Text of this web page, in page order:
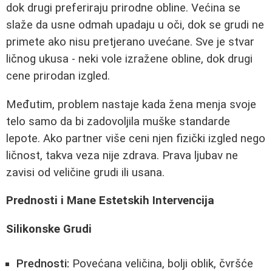
dok drugi preferiraju prirodne obline. Većina se
slaže da usne odmah upadaju u oči, dok se grudi ne
primete ako nisu pretjerano uvećane. Sve je stvar
ličnog ukusa - neki vole izražene obline, dok drugi
cene prirodan izgled.
Međutim, problem nastaje kada žena menja svoje
telo samo da bi zadovoljila muške standarde
lepote. Ako partner više ceni njen fizički izgled nego
ličnost, takva veza nije zdrava. Prava ljubav ne
zavisi od veličine grudi ili usana.
Prednosti i Mane Estetskih Intervencija
Silikonske Grudi
Prednosti: Povećana veličina, bolji oblik, čvršće